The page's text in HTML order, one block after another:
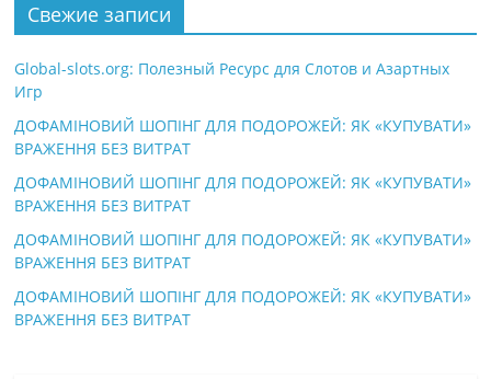
Свежие записи
Global-slots.org: Полезный Ресурс для Слотов и Азартных
Игр
ДОФАМІНОВИЙ ШОПІНГ ДЛЯ ПОДОРОЖЕЙ: ЯК «КУПУВАТИ»
ВРАЖЕННЯ БЕЗ ВИТРАТ
ДОФАМІНОВИЙ ШОПІНГ ДЛЯ ПОДОРОЖЕЙ: ЯК «КУПУВАТИ»
ВРАЖЕННЯ БЕЗ ВИТРАТ
ДОФАМІНОВИЙ ШОПІНГ ДЛЯ ПОДОРОЖЕЙ: ЯК «КУПУВАТИ»
ВРАЖЕННЯ БЕЗ ВИТРАТ
ДОФАМІНОВИЙ ШОПІНГ ДЛЯ ПОДОРОЖЕЙ: ЯК «КУПУВАТИ»
ВРАЖЕННЯ БЕЗ ВИТРАТ